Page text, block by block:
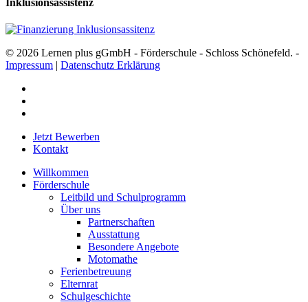
© 2026 Lernen plus gGmbH - Förderschule - Schloss Schönefeld. -
Impressum | Datenschutz Erklärung
Close
Menu
Jetzt Bewerben
Kontakt
Willkommen
Förderschule
Leitbild und Schulprogramm
Über uns
Partnerschaften
Ausstattung
Besondere Angebote
Motomathe
Ferienbetreuung
Elternrat
Schulgeschichte